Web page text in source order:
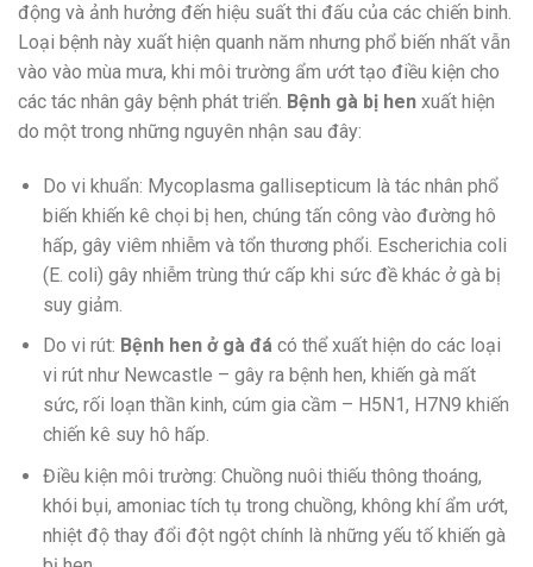
động và ảnh hưởng đến hiệu suất thi đấu của các chiến binh.
Loại bệnh này xuất hiện quanh năm nhưng phổ biến nhất vẫn
vào vào mùa mưa, khi môi trường ẩm ướt tạo điều kiện cho
các tác nhân gây bệnh phát triển. Bệnh gà bị hen xuất hiện
do một trong những nguyên nhận sau đây:
Do vi khuẩn: Mycoplasma gallisepticum là tác nhân phổ
biến khiến kê chọi bị hen, chúng tấn công vào đường hô
hấp, gây viêm nhiễm và tổn thương phổi. Escherichia coli
(E. coli) gây nhiễm trùng thứ cấp khi sức đề khác ở gà bị
suy giảm.
Do vi rút: Bệnh hen ở gà đácó thể xuất hiện do các loại
vi rút như Newcastle – gây ra bệnh hen, khiến gà mất
sức, rối loạn thần kinh, cúm gia cầm – H5N1, H7N9 khiến
chiến kê suy hô hấp.
Điều kiện môi trường: Chuồng nuôi thiếu thông thoáng,
khói bụi, amoniac tích tụ trong chuồng, không khí ẩm ướt,
nhiệt độ thay đổi đột ngột chính là những yếu tố khiến gà